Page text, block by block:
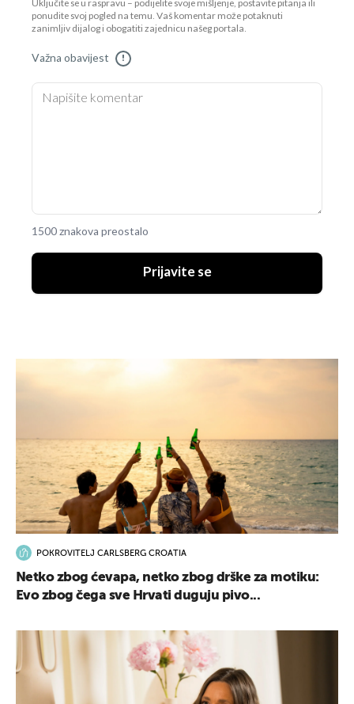
Uključite se u raspravu – podijelite svoje mišljenje, postavite pitanja ili
ponudite svoj pogled na temu. Vaš komentar može potaknuti
zanimljiv dijalog i obogatiti zajednicu našeg portala.
Važna obavijest !
1500 znakova preostalo
Prijavite se
POKROVITELJ CARLSBERG CROATIA
Netko zbog ćevapa, netko zbog drške za motiku:
Evo zbog čega sve Hrvati duguju pivo...